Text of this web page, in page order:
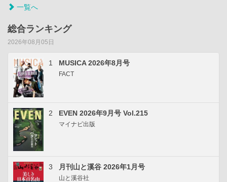
一覧へ
総合ランキング
2026年08月05日
1 MUSICA 2026年8月号
FACT
2 EVEN 2026年9月号 Vol.215
マイナビ出版
3 月刊山と溪谷 2026年1月号
山と溪谷社